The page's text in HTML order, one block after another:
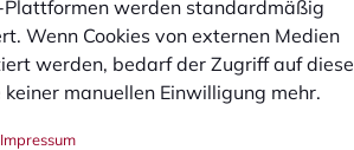
werden standardmäßig
Wenn Cookies von externen Medien
werden, bedarf der Zugriff auf diese
keiner manuellen Einwilligung mehr.
Impressum
nur um wenige